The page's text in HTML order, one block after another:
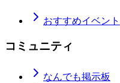
おすすめイベント
コミュニティ
なんでも掲示板